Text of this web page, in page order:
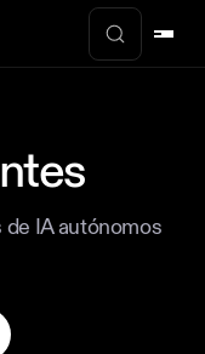
de IA autónomos